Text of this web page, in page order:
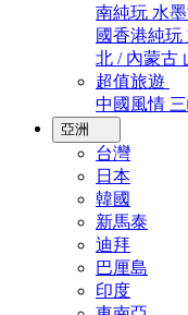
南純玩 水
國香港純玩
北 / 內蒙古
超值旅遊
中國風情
亞洲
台灣
日本
韓國
新馬泰
迪拜
巴厘島
印度